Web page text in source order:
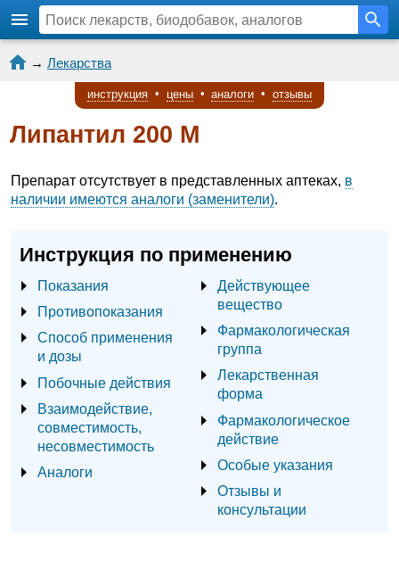
→ Лекарства
инструкция • цены • аналоги • отзывы
Липантил 200 М
Препарат отсутствует в представленных аптеках, в
наличии имеются аналоги (заменители).
Инструкция по применению
Показания
Противопоказания
Способ применения
и дозы
Побочные действия
Взаимодействие,
совместимость,
несовместимость
Аналоги
Действующее
вещество
Фармакологическая
группа
Лекарственная
форма
Фармакологическое
действие
Особые указания
Отзывы и
консультации